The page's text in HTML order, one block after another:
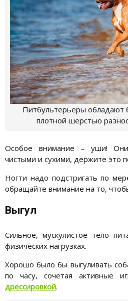
Питбультерьеры обладают
плотной шерстью
Особое внимание – уши!
чистыми и сухими, держите это
Ногти надо подстригать по
обращайте внимание на то,
Выгул
Сильное, мускулистое тело
физических нагрузках.
Хорошо было бы выгуливать
по часу, сочетая активные
дрессировкой.